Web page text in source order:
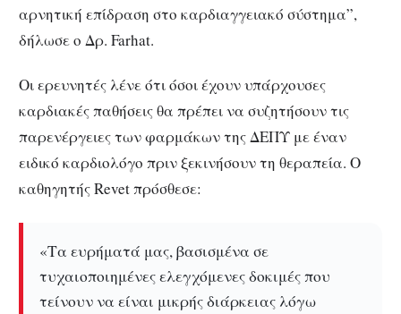
αρνητική επίδραση στο καρδιαγγειακό σύστημα”,
δήλωσε ο Δρ. Farhat.
Οι ερευνητές λένε ότι όσοι έχουν υπάρχουσες
καρδιακές παθήσεις θα πρέπει να συζητήσουν τις
παρενέργειες των φαρμάκων της ΔΕΠΥ με έναν
ειδικό καρδιολόγο πριν ξεκινήσουν τη θεραπεία. Ο
καθηγητής Revet πρόσθεσε:
«Τα ευρήματά μας, βασισμένα σε
τυχαιοποιημένες ελεγχόμενες δοκιμές που
τείνουν να είναι μικρής διάρκειας λόγω